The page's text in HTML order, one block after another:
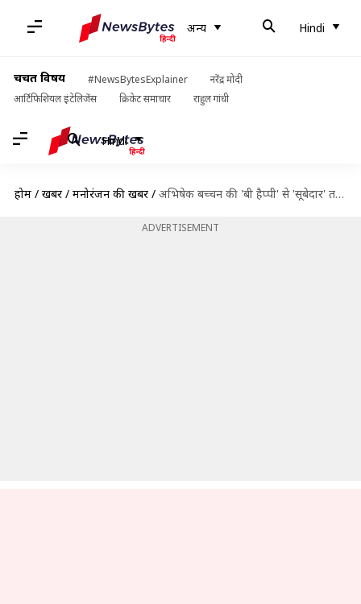
अन्य Hindi
चर्चित विषय #NewsBytesExplainer
नरेंद्र मोदी
आर्टिफिशियल इंटेलिजेंस
क्रिकेट समाचार राहुल गांधी
Hindi
होम / खबरें / मनोरंजन की खबरें / अभिषेक बच्चन की 'बी हैप्पी' से 'सूबेदार' तक, अमेजन प्राइम वीडियो पर धमाल मचाएंगी ये फिल्में
ADVERTISEMENT